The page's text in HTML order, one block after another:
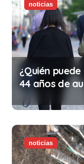
noticias
¿Quién
44 años de
noticias